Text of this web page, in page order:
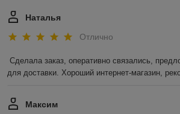
Наталья
Отлично
Сделала заказ, оперативно связались,
для доставки. Хороший интернет-магазин,
Максим